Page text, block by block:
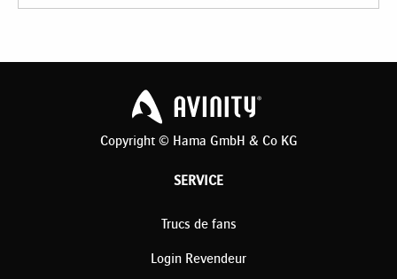
Copyright © Hama GmbH & Co KG
SERVICE
Trucs de fans
Login Revendeur